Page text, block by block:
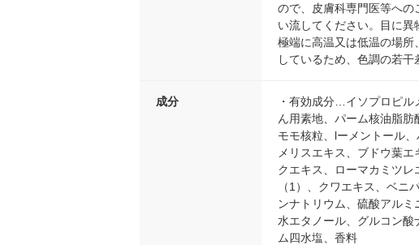
ので、皮膚科専門医等へ
い流してください。目に
極端に高温又は低温の場所
しているため、色調の若
成分
・有効成分…イソプロピ
ん用素地、パーム核油脂
モモ核粒、lーメントール
メリスエキス、ブドウ葉
クエキス、ローマカミツ
（1）、クワエキス、ベニ
ンナトリウム、硫酸アル
水エタノール、グルコン
ム四水塩、香料